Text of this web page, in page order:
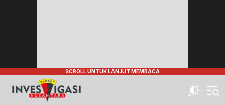
Target Investigasi Nusantara
Edukasi Nusantara